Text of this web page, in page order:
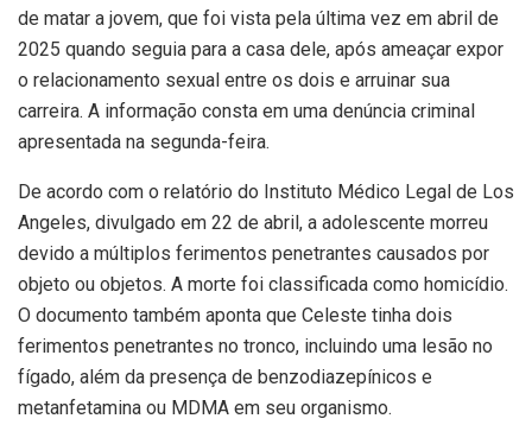
de matar a jovem, que foi vista pela última vez em abril de
2025 quando seguia para a casa dele, após ameaçar expor
o relacionamento sexual entre os dois e arruinar sua
carreira. A informação consta em uma denúncia criminal
apresentada na segunda-feira.
De acordo com o relatório do Instituto Médico Legal de Los
Angeles, divulgado em 22 de abril, a adolescente morreu
devido a múltiplos ferimentos penetrantes causados por
objeto ou objetos. A morte foi classificada como homicídio.
O documento também aponta que Celeste tinha dois
ferimentos penetrantes no tronco, incluindo uma lesão no
fígado, além da presença de benzodiazepínicos e
metanfetamina ou MDMA em seu organismo.